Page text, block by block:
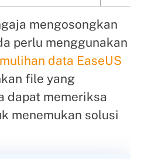
mengosongkan
perlu menggunakan
data EaseUS
file yang
dapat memeriksa
menemukan solusi